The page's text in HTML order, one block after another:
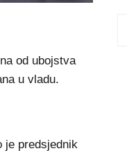
od ubojstva
u vladu.
je predsjednik